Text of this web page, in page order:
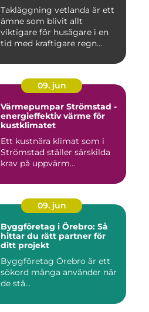
Takläggning vetlanda är ett
ämne som blivit allt
viktigare för husägare i en
tid med kraftigare regn...
09. jun
Värmepumpar Strömstad -
energieffektiv värme för
kustklimatet
Ett kustnära klimat som i
Strömstad ställer särskilda
krav på uppvärm...
09. jun
Byggföretag i Örebro: Så
hittar du rätt partner för
ditt projekt
Byggföretag Örebro är ett
sökord många använder när
de stå...